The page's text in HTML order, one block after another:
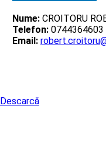
Nume: CROITORU
Telefon: 0744364603
Email:
Descarcă